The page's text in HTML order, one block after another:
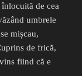
înlocuită de cea
umbrele
mișcau,
de frică,
fiind că e